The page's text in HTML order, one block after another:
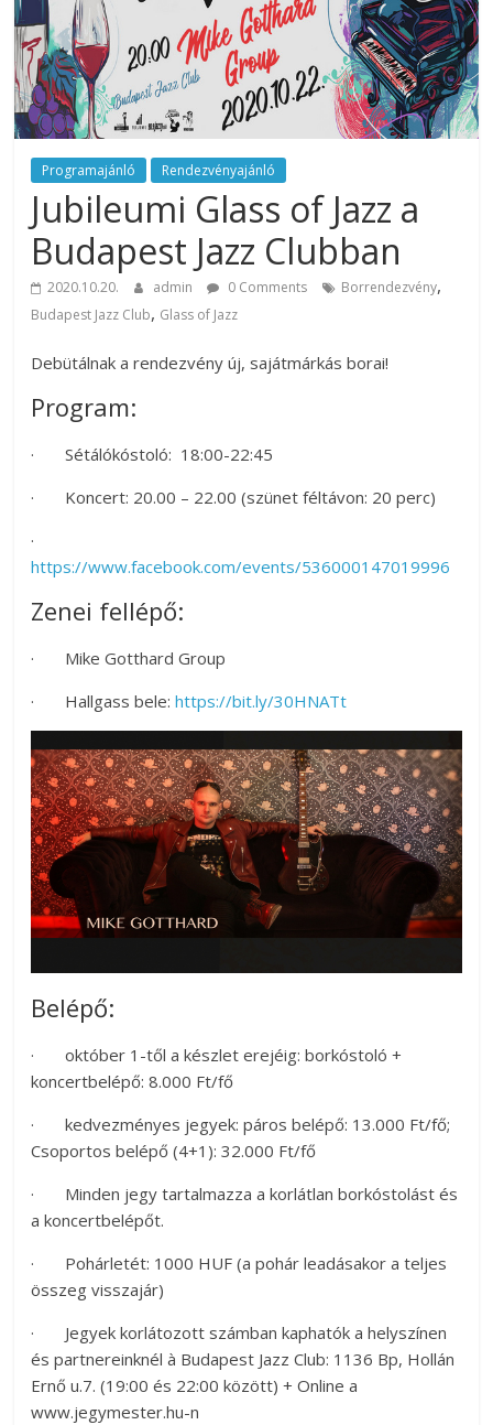
rendezvény
ajánlatok.
Rendezvények,
rendezvénytechnika,
rendezvényeszközök,
rendezvénygasztronómia,
catering.
Útmutató
úgy
profi
rendezvényszervező
kollégáknak,
mint
céges
szervezőinek,
esküvőjüket
tervezgető
Programajánló Rendezvényajánló
Jubileumi Glass of Jazz a
Budapest Jazz Clubban
2020.10.20. admin 0 Comments Borrendezvény,
Budapest Jazz Club, Glass of Jazz
Debütálnak a rendezvény új, sajátmárkás borai!
Program:
· Sétálókóstoló: 18:00-22:45
· Koncert: 20.00 – 22.00 (szünet féltávon: 20 perc)
·
https://www.facebook.com/events/536000147019996
Zenei fellépő:
· Mike Gotthard Group
· Hallgass bele:https://bit.ly/30HNATt
Belépő:
· október 1-től a készlet erejéig: borkóstoló +
koncertbelépő: 8.000 Ft/fő
· kedvezményes jegyek: páros belépő: 13.000 Ft/fő;
Csoportos belépő (4+1): 32.000 Ft/fő
· Minden jegy tartalmazza a korlátlan borkóstolást és
a koncertbelépőt.
· Pohárletét: 1000 HUF (a pohár leadásakor a teljes
összeg visszajár)
· Jegyek korlátozott számban kaphatók a helyszínen
és partnereinknél à Budapest Jazz Club: 1136 Bp, Hollán
Ernő u.7. (19:00 és 22:00 között) + Online a
www.jegymester.hu-n